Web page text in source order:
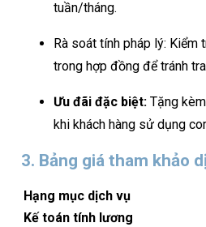
tuần/tháng.
Rà soát tính pháp lý: Kiểm
trong hợp đồng để tránh
Ưu đãi đặc biệt: Tặng
khi khách hàng sử dụng
3. Bảng giá tham khảo
Hạng mục dịch vụ
Kế toán tính lương